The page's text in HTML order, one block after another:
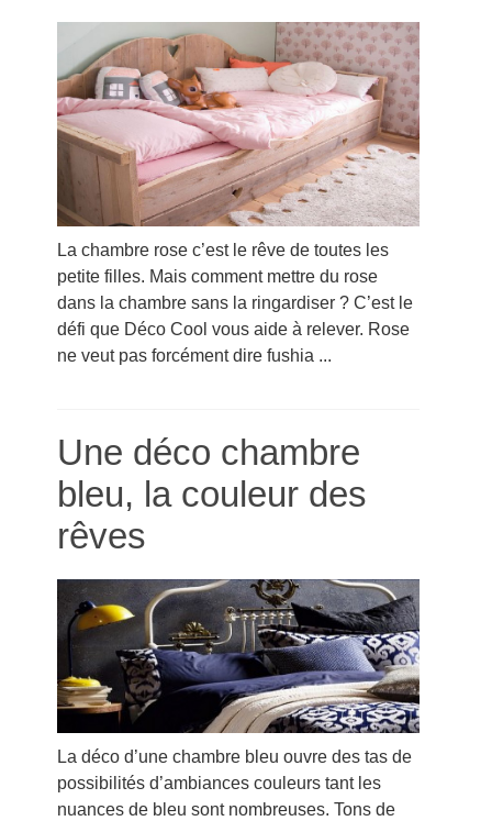
La chambre rose c’est le rêve de toutes les
petite filles. Mais comment mettre du rose
dans la chambre sans la ringardiser ? C’est le
défi que Déco Cool vous aide à relever. Rose
ne veut pas forcément dire fushia ...
Une déco chambre
bleu, la couleur des
rêves
La déco d’une chambre bleu ouvre des tas de
possibilités d’ambiances couleurs tant les
nuances de bleu sont nombreuses. Tons de